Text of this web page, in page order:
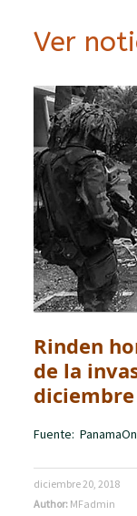
Ver
Rinden
de la
diciembre
Fuente:
diciembre 20, 2018
Author: MFadmin